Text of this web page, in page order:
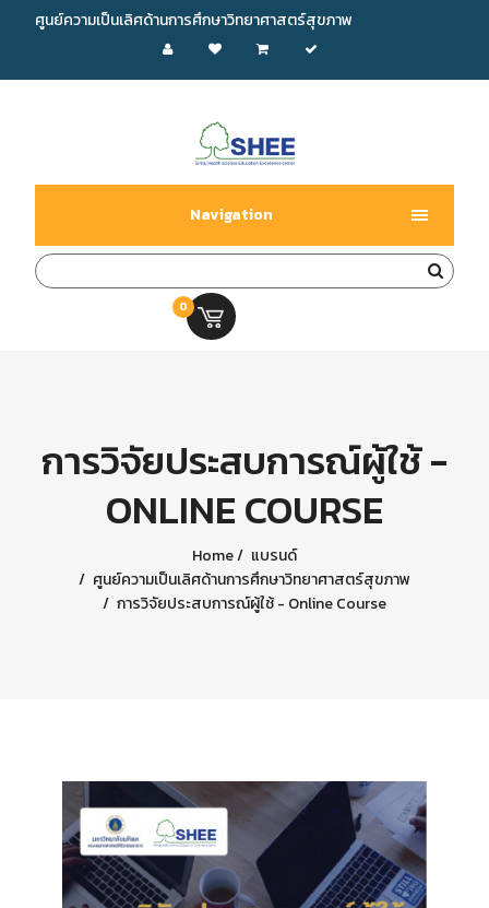
ศูนย์ความเป็นเลิศด้านการศึกษาวิทยาศาสตร์สุขภาพ
Navigation
0
การวิจัยประสบการณ์ผู้ใช้ -
ONLINE COURSE
Home
แบรนด์
ศูนย์ความเป็นเลิศด้านการศึกษาวิทยาศาสตร์สุขภาพ
การวิจัยประสบการณ์ผู้ใช้ - Online Course